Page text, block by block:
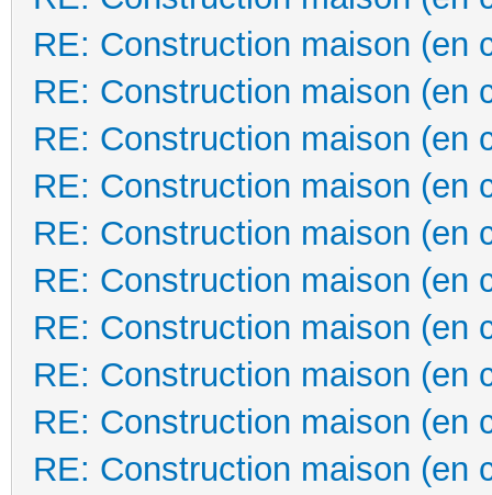
RE: Construction maison (en
RE: Construction maison (en
RE: Construction maison (en
RE: Construction maison (en
RE: Construction maison (en
RE: Construction maison (en
RE: Construction maison (en
RE: Construction maison (en
RE: Construction maison (en
RE: Construction maison (en